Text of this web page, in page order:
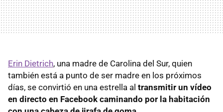
Erin Dietrich, una madre de Carolina del Sur, quien
también está a punto de ser madre en los próximos
días, se convirtió en una estrella al transmitir un vídeo
en directo en Facebook caminando por la habitación